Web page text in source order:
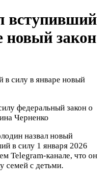
вступивший
новый закон
федеральный закон о
Черненко
назвал новый
в силу 1 января 2026
Telegram-канале, что он
семей с детьми.